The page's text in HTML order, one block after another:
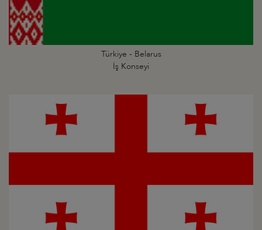
Türkiye - Belarus
İş Konseyi